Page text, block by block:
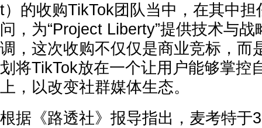
t）的收购TikTok团队当中，在其中
问，为“Project Liberty”提供技术与
调，这次收购不仅仅是商业竞标，而
划将TikTok放在一个让用户能够掌控
上，以改变社群媒体生态。
根据《路透社》报导指出，麦考特于